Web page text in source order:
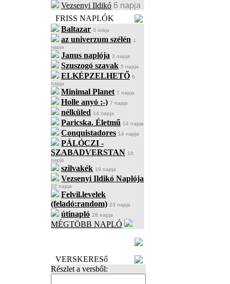
Vezsenyi Ildikó 6 napja
FRISS NAPLÓK
Baltazar 3 órája
az univerzum szélén 1
napja
Janus naplója 3 napja
Szuszogó szavak 5 napja
ELKÉPZELHETŐ 6
napja
Minimal Planet 7 napja
Holle anyó :-) 7 napja
nélküled 14 napja
Paricska. Életmű 14 napja
Conquistadores 14 napja
PÁLÓCZI -
SZABADVERSTAN 16
napja
szilvakék 19 napja
Vezsenyi Ildikó Naplója
22 napja
Felvil.levelek
(feladó:random) 23 napja
útinapló 28 napja
MÉGTÖBB NAPLÓ
VERSKERESő
Részlet a versből: